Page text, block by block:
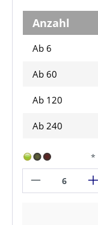
Anzahl
Ab 6
Ab 60
Ab 120
Ab 240
*